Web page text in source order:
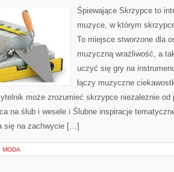
Śpiewające Skrzypce to
muzyce, w którym
To miejsce stworzone dla
muzyczną wrażliwość, a
uczyć się gry na
łączy muzyczne
może zrozumieć skrzypce niezależnie od
na ślub i wesele i Ślubne inspiracje
się na zachwycie […]
MODA